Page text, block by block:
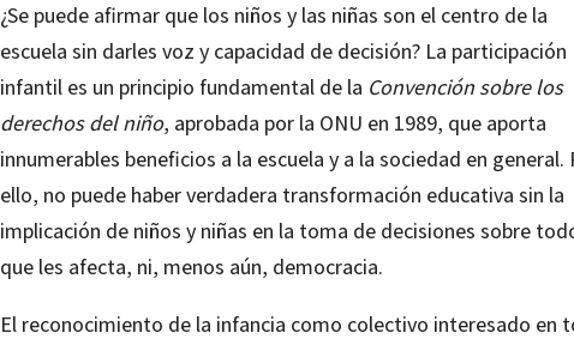
¿Se puede afirmar que los niños y las niñas son el centro de la
escuela sin darles voz y capacidad de decisión? La participación
infantil es un principio fundamental de la Convención sobre los
derechos del niño, aprobada por la ONU en 1989, que aporta
innumerables beneficios a la escuela y a la sociedad en general.
ello, no puede haber verdadera transformación educativa sin la
implicación de niños y niñas en la toma de decisiones sobre
que les afecta, ni, menos aún, democracia.
El reconocimiento de la infancia como colectivo interesado en